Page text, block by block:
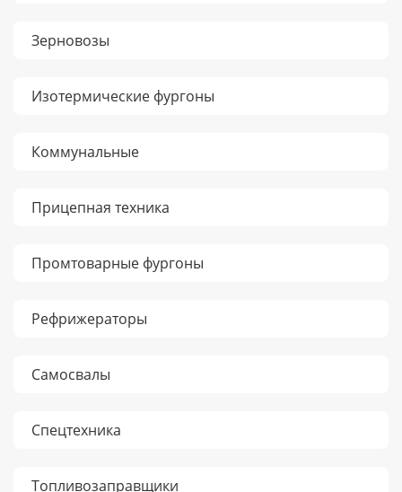
Зерновозы
Изотермические фургоны
Коммунальные
Прицепная техника
Промтоварные фургоны
Рефрижераторы
Самосвалы
Спецтехника
Топливозаправщики